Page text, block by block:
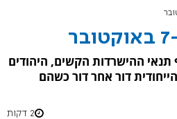
ההישרדות הקשים, היהודים
דור אחר דור כשהם
2 דקות